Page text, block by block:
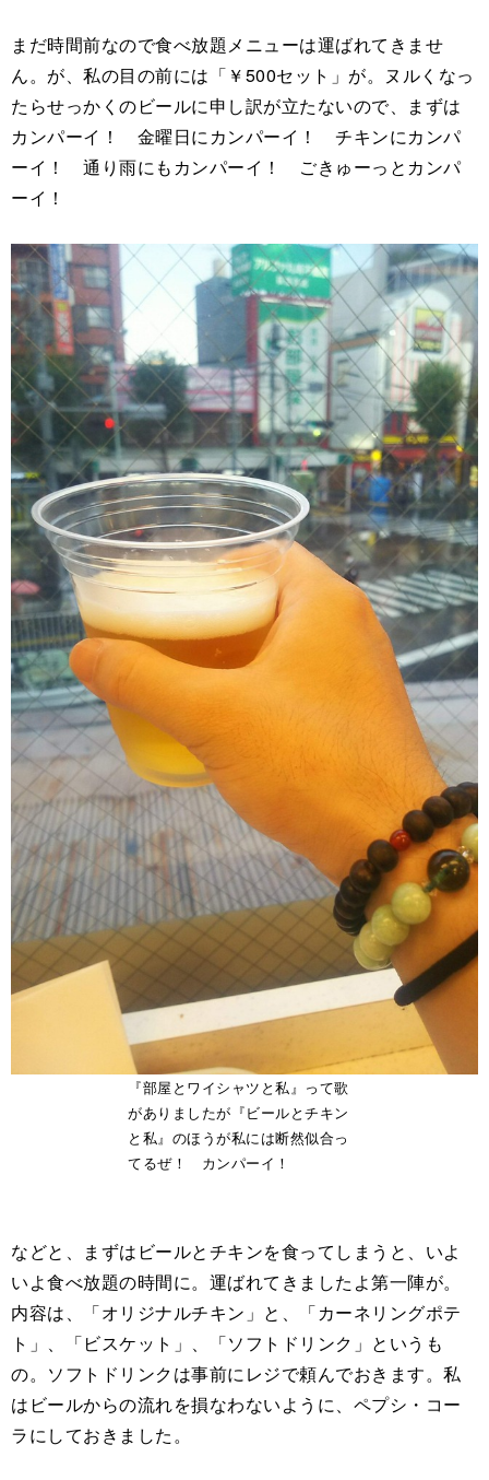
まだ時間前なので食べ放題メニューは運ばれてきませ
ん。が、私の目の前には「￥500セット」が。ヌルくなっ
たらせっかくのビールに申し訳が立たないので、まずは
カンパーイ！ 金曜日にカンパーイ！ チキンにカンパ
ーイ！ 通り雨にもカンパーイ！ ごきゅーっとカンパ
ーイ！
『部屋とワイシャツと私』って歌
がありましたが『ビールとチキン
と私』のほうが私には断然似合っ
てるぜ！ カンパーイ！
などと、まずはビールとチキンを食ってしまうと、いよ
いよ食べ放題の時間に。運ばれてきましたよ第一陣が。
内容は、「オリジナルチキン」と、「カーネリングポテ
ト」、「ビスケット」、「ソフトドリンク」というも
の。ソフトドリンクは事前にレジで頼んでおきます。私
はビールからの流れを損なわないように、ペプシ・コー
ラにしておきました。